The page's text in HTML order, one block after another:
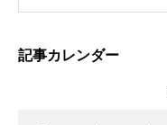
記事カレンダー